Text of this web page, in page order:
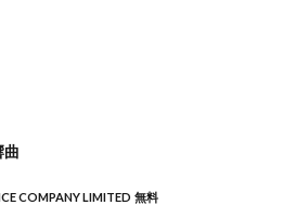
曲
COMPANY LIMITED 無料